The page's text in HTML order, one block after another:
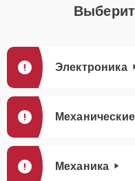
Электроника
Механика